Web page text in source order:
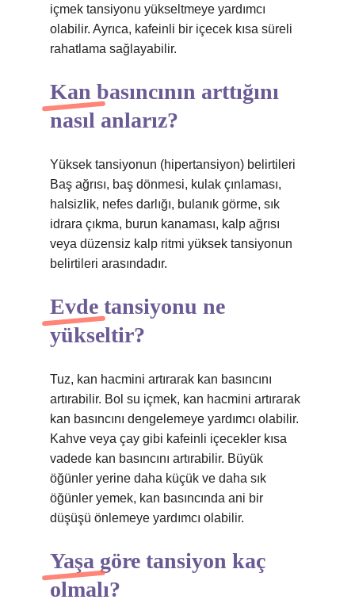
içmek tansiyonu yükseltmeye yardımcı
olabilir. Ayrıca, kafeinli bir içecek kısa süreli
rahatlama sağlayabilir.
Kan basıncının arttığını
nasıl anlarız?
Yüksek tansiyonun (hipertansiyon) belirtileri
Baş ağrısı, baş dönmesi, kulak çınlaması,
halsizlik, nefes darlığı, bulanık görme, sık
idrara çıkma, burun kanaması, kalp ağrısı
veya düzensiz kalp ritmi yüksek tansiyonun
belirtileri arasındadır.
Evde tansiyonu ne
yükseltir?
Tuz, kan hacmini artırarak kan basıncını
artırabilir. Bol su içmek, kan hacmini artırarak
kan basıncını dengelemeye yardımcı olabilir.
Kahve veya çay gibi kafeinli içecekler kısa
vadede kan basıncını artırabilir. Büyük
öğünler yerine daha küçük ve daha sık
öğünler yemek, kan basıncında ani bir
düşüşü önlemeye yardımcı olabilir.
Yaşa göre tansiyon kaç
olmalı?